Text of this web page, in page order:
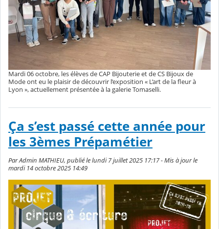
Mardi 06 octobre, les élèves de CAP Bijouterie et de CS Bijoux de
Mode ont eu le plaisir de découvrir l’exposition « L’art de la fleur à
Lyon », actuellement présentée à la galerie Tomaselli.
Ça s’est passé cette année pour
les 3èmes Prépamétier
Par Admin MATHIEU, publié le lundi 7 juillet 2025 17:17 - Mis à jour le
mardi 14 octobre 2025 14:49